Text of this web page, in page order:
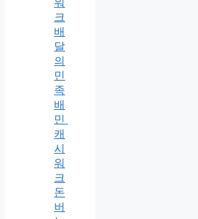
워
크
배
달
의
민
족
배
민
캐
시
워
크
돈
버